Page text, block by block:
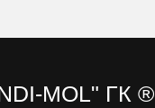
MOL" ГК ®